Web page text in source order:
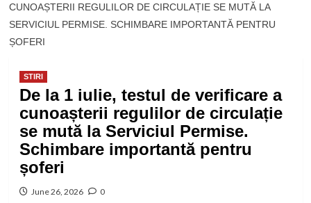
CUNOAȘTERII REGULILOR DE CIRCULAȚIE SE MUTĂ LA
SERVICIUL PERMISE. SCHIMBARE IMPORTANTĂ PENTRU
ȘOFERI
STIRI
De la 1 iulie, testul de verificare a
cunoașterii regulilor de circulație
se mută la Serviciul Permise.
Schimbare importantă pentru
șoferi
June 26, 2026 0